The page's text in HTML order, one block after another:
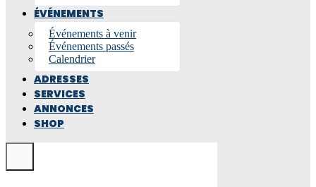
ÉVÉNEMENTS
Événements à venir
Événements passés
Calendrier
ADRESSES
SERVICES
ANNONCES
SHOP